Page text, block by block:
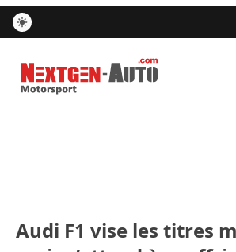
Nextgen-Auto.com
Audi F1 vise les titres